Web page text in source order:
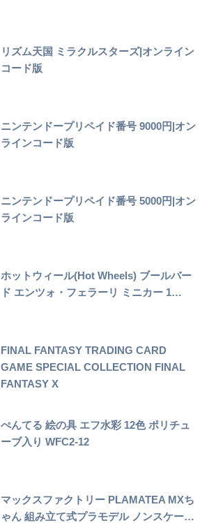
リズム天国 ミラクルスターズ|オンライン
コード版
ニンテンドープリペイド番号 9000円|オン
ラインコード版
ニンテンドープリペイド番号 5000円|オン
ラインコード版
ホットウィール(Hot Wheels) ブールバー
ド エンツォ・フェラーリ ミニカー 1…
FINAL FANTASY TRADING CARD
GAME SPECIAL COLLECTION FINAL
FANTASY X
ぺんてる 絵の具 エフ水彩 12色 ポリチュ
ーブ入り WFC2-12
マックスファクトリー PLAMATEA MXち
ゃん 組み立て式プラモデル ノンスケー…